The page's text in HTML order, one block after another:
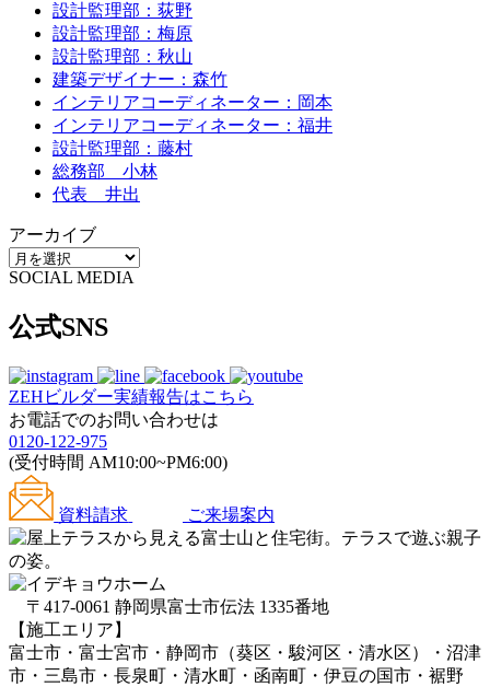
設計監理部：荻野
設計監理部：梅原
設計監理部：秋山
建築デザイナー：森竹
インテリアコーディネーター：岡本
インテリアコーディネーター：福井
設計監理部：藤村
総務部 小林
代表 井出
アーカイブ
SOCIAL MEDIA
公式SNS
ZEHビルダー実績報告はこちら
お電話でのお問い合わせは
0120-122-975
(受付時間 AM10:00~PM6:00)
資料請求 ご来場案内
〒417-0061 静岡県富士市伝法 1335番地
【施工エリア】
富士市・富士宮市・静岡市（葵区・駿河区・清水区）・沼津
市・三島市・長泉町・清水町・函南町・伊豆の国市・裾野